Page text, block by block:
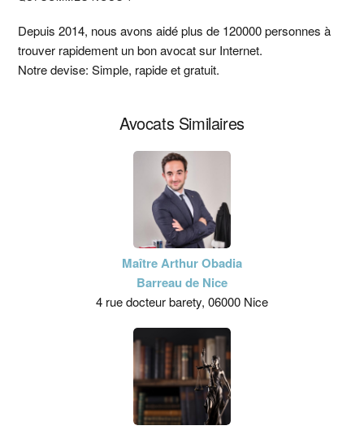
latérale
principale
Depuis 2014, nous avons aidé plus de 120000 personnes à
trouver rapidement un bon avocat sur Internet.
Notre devise: Simple, rapide et gratuit.
Avocats Similaires
Maître Arthur Obadia
Barreau de Nice
4 rue docteur barety, 06000 Nice